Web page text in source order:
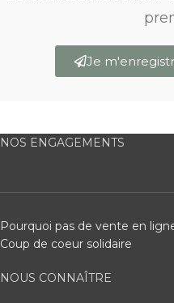
Je
NOS ENGAGEMENTS
Pourquoi pas de vente en
Coup de coeur solidaire
NOUS CONNAÎTRE